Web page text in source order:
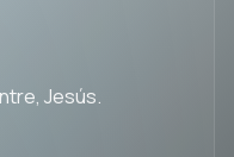
Jesús.